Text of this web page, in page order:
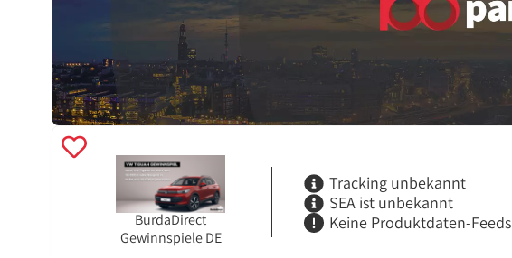
BurdaDirect
Gewinnspiele DE
Tracking unbekannt
SEA ist unbekannt
Keine Produktdaten-Feeds